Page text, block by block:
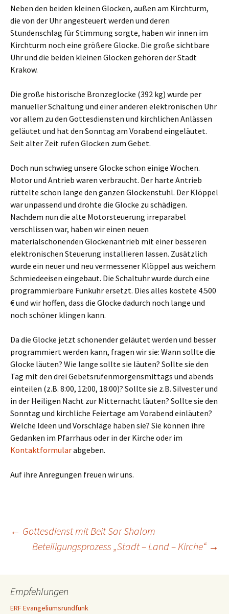
Neben den beiden kleinen Glocken, außen am Kirchturm,
die von der Uhr angesteuert werden und deren
Stundenschlag für Stimmung sorgte, haben wir innen im
Kirchturm noch eine größere Glocke. Die große sichtbare
Uhr und die beiden kleinen Glocken gehören der Stadt
Krakow.
Die große historische Bronzeglocke (392 kg) wurde per
manueller Schaltung und einer anderen elektronischen Uhr
vor allem zu den Gottesdiensten und kirchlichen Anlässen
geläutet und hat den Sonntag am Vorabend eingeläutet.
Seit alter Zeit rufen Glocken zum Gebet.
Doch nun schwieg unsere Glocke schon einige Wochen.
Motor und Antrieb waren verbraucht. Der harte Antrieb
rüttelte schon lange den ganzen Glockenstuhl. Der Klöppel
war unpassend und drohte die Glocke zu schädigen.
Nachdem nun die alte Motorsteuerung irreparabel
verschlissen war, haben wir einen neuen
materialschonenden Glockenantrieb mit einer besseren
elektronischen Steuerung installieren lassen. Zusätzlich
wurde ein neuer und neu vermessener Klöppel aus weichem
Schmiedeeisen eingebaut. Die Schaltuhr wurde durch eine
programmierbare Funkuhr ersetzt. Dies alles kostete 4.500
€ und wir hoffen, dass die Glocke dadurch noch lange und
noch schöner klingen kann.
Da die Glocke jetzt schonender geläutet werden und besser
programmiert werden kann, fragen wir sie: Wann sollte die
Glocke läuten? Wie lange sollte sie läuten? Sollte sie den
Tag mit den drei Gebetsrufenmorgensmittags und abends
einteilen (z.B. 8:00, 12:00, 18:00)? Sollte sie z.B. Silvester und
in der Heiligen Nacht zur Mitternacht läuten? Sollte sie den
Sonntag und kirchliche Feiertage am Vorabend einläuten?
Welche Ideen und Vorschläge haben sie? Sie können ihre
Gedanken im Pfarrhaus oder in der Kirche oder im
Kontaktformularabgeben.
Auf ihre Anregungen freuen wir uns.
Beitragsnavigation
← Gottesdienst mit Beit Sar Shalom
Beteiligungsprozess „Stadt – Land – Kirche“ →
Empfehlungen
ERF Evangeliumsrundfunk